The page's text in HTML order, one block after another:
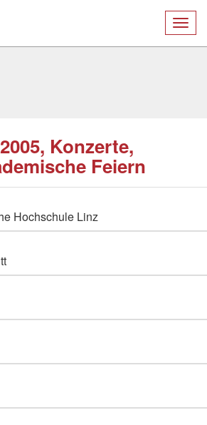
Konzerte,
Feiern
Hochschule Linz